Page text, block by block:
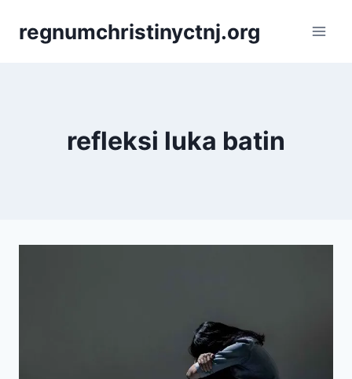
regnumchristinyctnj.org
refleksi luka batin